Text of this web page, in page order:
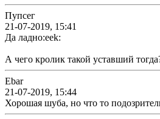
Пупсег
21-07-2019, 15:41
Да ладно:eek:
А чего кролик такой уставший
Ebar
21-07-2019, 15:44
Хорошая шуба, но что то